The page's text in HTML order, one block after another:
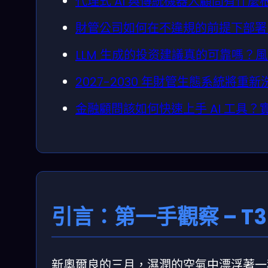
財管公司如何在不違規的前提下部
LLM 生成的投资建議真的可靠嗎？
2027-2030 年財管生態系統將重新
金融顧問該如何快速上手 AI 工具？
引言：第一手觀察 –